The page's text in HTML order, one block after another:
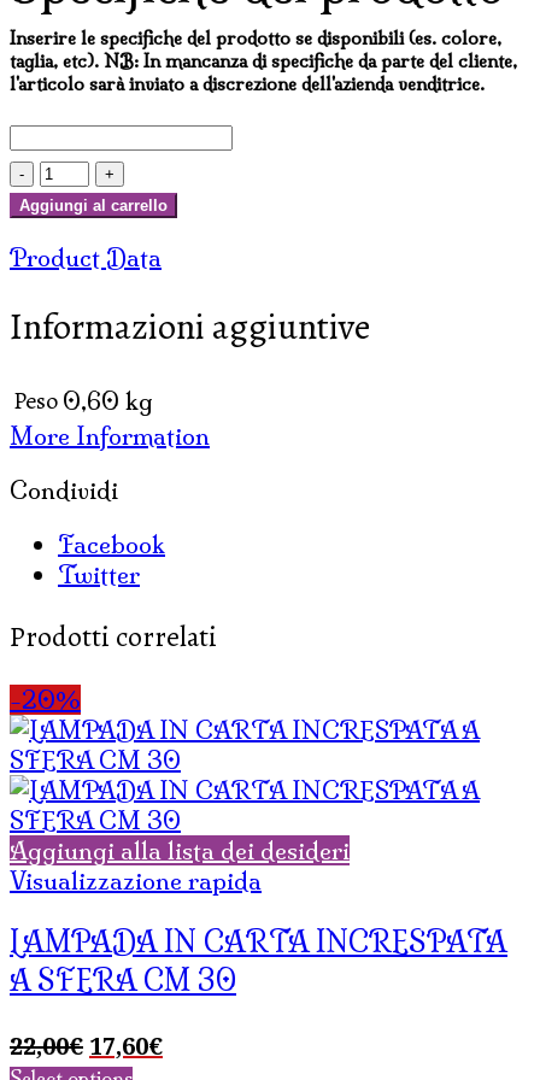
Inserire le specifiche del prodotto se disponibili (es. colore,
taglia, etc). NB: In mancanza di specifiche da parte del cliente,
l'articolo sarà inviato a discrezione dell'azienda venditrice.
LAMPADA
CON
OM
2
FIORI
FIBRA
DI
quantità
Aggiungi al carrello
Product Data
Informazioni aggiuntive
Peso 0,60 kg
More Information
Condividi
Facebook
Twitter
Prodotti correlati
-20%
Aggiungi alla lista dei desideri
Visualizzazione rapida
LAMPADA IN CARTA INCRESPATA
A SFERA CM 30
22,00€ Il
prezzo
17,60€Il